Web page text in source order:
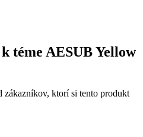
téme AESUB Yellow
zákazníkov, ktorí si tento produkt